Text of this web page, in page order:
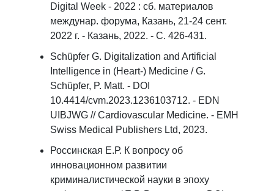
Digital Week - 2022 : сб. материалов
междунар. форума, Казань, 21-24 сент.
2022 г. - Казань, 2022. - С. 426-431.
Schüpfer G. Digitalization and Artificial
Intelligence in (Heart-) Medicine / G.
Schüpfer, P. Matt. - DOI
10.4414/cvm.2023.1236103712. - EDN
UIBJWG // Cardiovascular Medicine. - EMH
Swiss Medical Publishers Ltd, 2023.
Россинская Е.Р. К вопросу об
инновационном развитии
криминалистической науки в эпоху